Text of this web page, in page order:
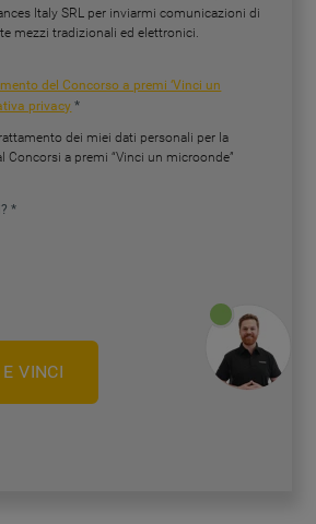
Italy SRL per inviarmi comunicazioni di
mezzi tradizionali ed elettronici.
del Concorso a premi ‘Vinci un
privacy
dei miei dati personali per la
Concorsi a premi “Vinci un microonde”
VINCI